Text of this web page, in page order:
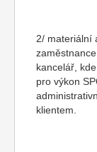
2/ materiální
kancelář,
pro výkon
klientem.